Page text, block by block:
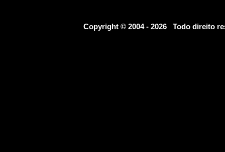
Copyright © 2004 - 2026 Todo direito